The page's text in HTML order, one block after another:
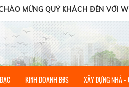
QUÝ KHÁCH ĐẾN VỚI WEBSITE
KINH DOANH BĐS XÂY DỰNG NHÀ -